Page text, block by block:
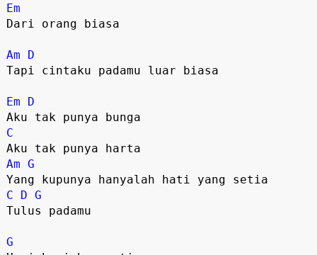
Em
Dari orang biasa
Am
D
Tapi cintaku padamu luar biasa
Em
D
C
Am G
C
D G
Tulus padamu
G